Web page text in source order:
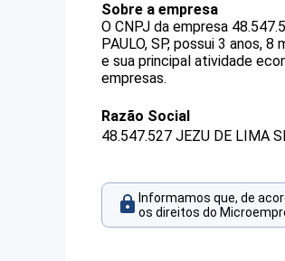
Sobre a empresa
O CNPJ da empresa
PAULO, SP, possui 3 anos,
e sua principal atividade
empresas.
Razão Social
48.547.527 JEZU DE LIMA
Informamos que, de
os direitos do